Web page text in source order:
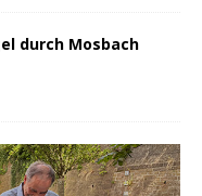
durch Mosbach